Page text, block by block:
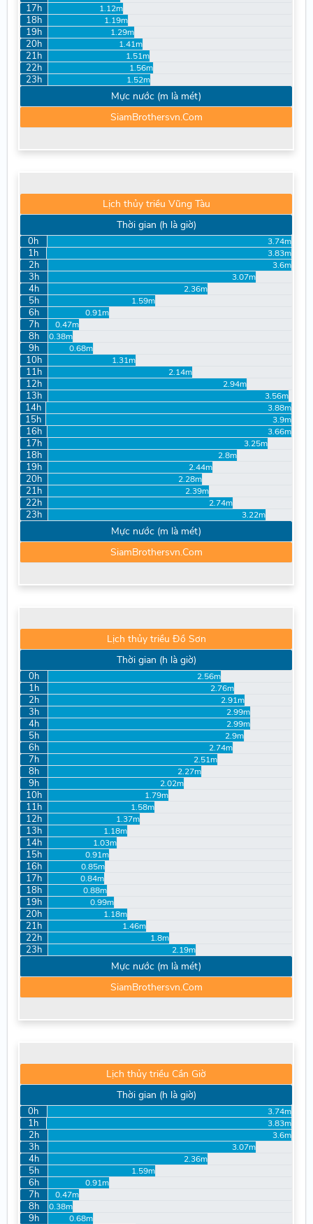
17h 1.12m
18h 1.19m
19h 1.29m
20h 1.41m
21h 1.51m
22h 1.56m
23h 1.52m
Mực nước (m là mét)
SiamBrothersvn.Com
Lịch thủy triều Vũng Tàu
Thời gian (h là giờ)
0h 3.74m
1h 3.83m
2h 3.6m
3h 3.07m
4h 2.36m
5h 1.59m
6h 0.91m
7h 0.47m
8h 0.38m
9h 0.68m
10h 1.31m
11h 2.14m
12h 2.94m
13h 3.56m
14h 3.88m
15h 3.9m
16h 3.66m
17h 3.25m
18h 2.8m
19h 2.44m
20h 2.28m
21h 2.39m
22h 2.74m
23h 3.22m
Mực nước (m là mét)
SiamBrothersvn.Com
Lịch thủy triều Đồ Sơn
Thời gian (h là giờ)
0h 2.56m
1h 2.76m
2h 2.91m
3h 2.99m
4h 2.99m
5h 2.9m
6h 2.74m
7h 2.51m
8h 2.27m
9h 2.02m
10h 1.79m
11h 1.58m
12h 1.37m
13h 1.18m
14h 1.03m
15h 0.91m
16h 0.85m
17h 0.84m
18h 0.88m
19h 0.99m
20h 1.18m
21h 1.46m
22h 1.8m
23h 2.19m
Mực nước (m là mét)
SiamBrothersvn.Com
Lịch thủy triều Cần Giờ
Thời gian (h là giờ)
0h 3.74m
1h 3.83m
2h 3.6m
3h 3.07m
4h 2.36m
5h 1.59m
6h 0.91m
7h 0.47m
8h 0.38m
9h 0.68m